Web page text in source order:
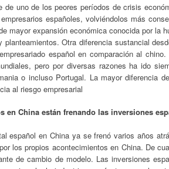
de uno de los peores períodos de crisis
españoles, volviéndolos más
mayor expansión económica conocida por la
Otra diferencia sustancial
español en comparación al
pero por diversas razones ha ido
o incluso Portugal. La mayor diferencia
al riesgo empresarial
en China están frenando las inversiones
español en China ya se frenó varios años
los propios acontecimientos en China. De
de cambio de modelo. Las inversiones